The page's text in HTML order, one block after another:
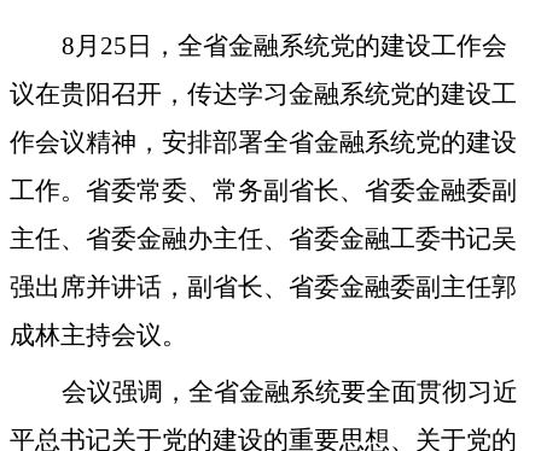
8月25日，全省金融系统党的建设工作会
议在贵阳召开，传达学习金融系统党的建设工
作会议精神，安排部署全省金融系统党的建设
工作。省委常委、常务副省长、省委金融委副
主任、省委金融办主任、省委金融工委书记吴
强出席并讲话，副省长、省委金融委副主任郭
成林主持会议。
会议强调，全省金融系统要全面贯彻习近
平总书记关于党的建设的重要思想、关于党的